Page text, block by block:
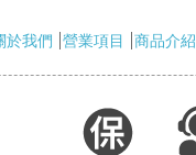
於我們 營業項目 商品介紹